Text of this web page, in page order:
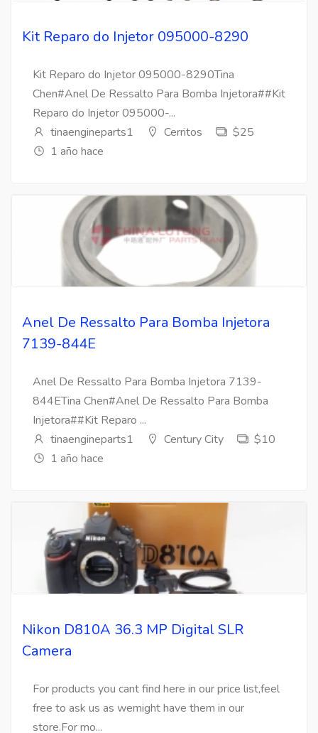
Kit Reparo do Injetor 095000-8290
Kit Reparo do Injetor 095000-8290Tina
Chen#Anel De Ressalto Para Bomba Injetora##Kit
Reparo do Injetor 095000-...
tinaengineparts1
Cerritos
$25
1 año hace
Anel De Ressalto Para Bomba Injetora
7139-844E
Anel De Ressalto Para Bomba Injetora 7139-
844ETina Chen#Anel De Ressalto Para Bomba
Injetora##Kit Reparo ...
tinaengineparts1
Century City
$10
1 año hace
Nikon D810A 36.3 MP Digital SLR
Camera
For products you cant find here in our price list,feel
free to ask us as wemight have them in our
store.For mo...